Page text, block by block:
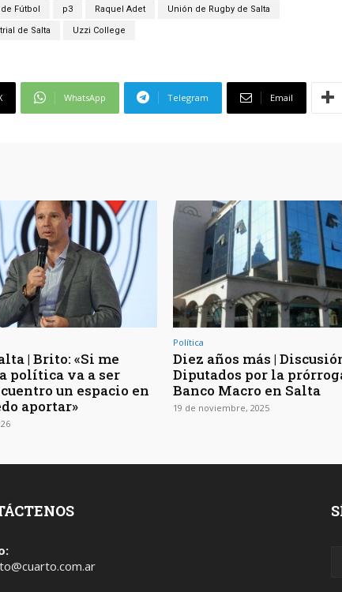
Fútbol p3 Raquel Adet Unión de Rugby de Salta
de Salta Uzzi College
WhatsApp Telegram Email
| Brito: «Si me
política va a ser
un espacio en
aportar»
Política
Diez años más |
Diputados por la
Banco Macro en Salta
19 de noviembre, 2025